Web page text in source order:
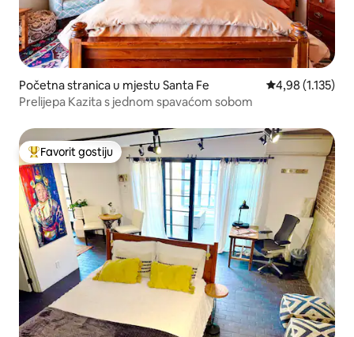
Početna stranica u mjestu Santa Fe prosječna
4,98 (1.135)
Prelijepa Kazita s jednom spavaćom sobom
Glavni favorit gostiju
Favorit gostiju